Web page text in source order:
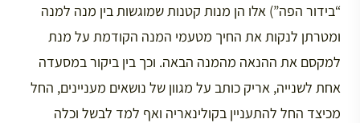
“בידור הפה”) אלו הן מנות קטנות שמוגשות בין מנה למנה
ומטרתן לנקות את החיך מטעמי המנה הקודמת על מנת
למקסם את ההנאה מהמנה הבאה. וכך בין ביקור במסעדה
אחת לשנייה, אריק כותב על מגוון של נושאים מעניינים, החל
מכיצד החל להתעניין בקולינאריה ואף למד לבשל וכלה